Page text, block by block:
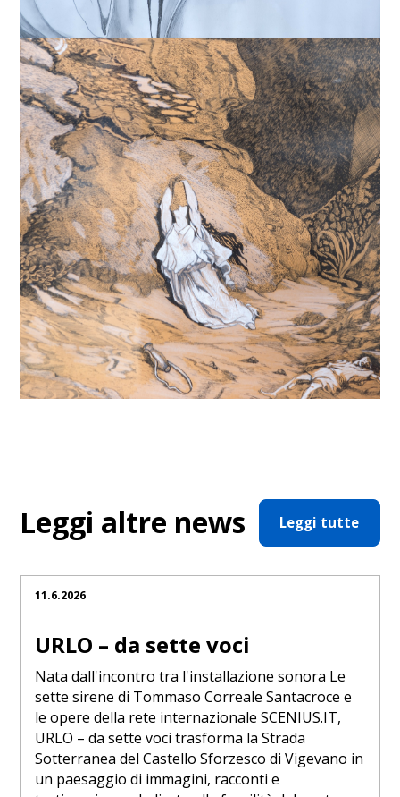
Leggi altre news Leggi tutte
11.6.2026
URLO – da sette voci
Nata dall'incontro tra l'installazione sonora Le
sette sirene di Tommaso Correale Santacroce e
le opere della rete internazionale SCENIUS.IT,
URLO – da sette voci trasforma la Strada
Sotterranea del Castello Sforzesco di Vigevano in
un paesaggio di immagini, racconti e